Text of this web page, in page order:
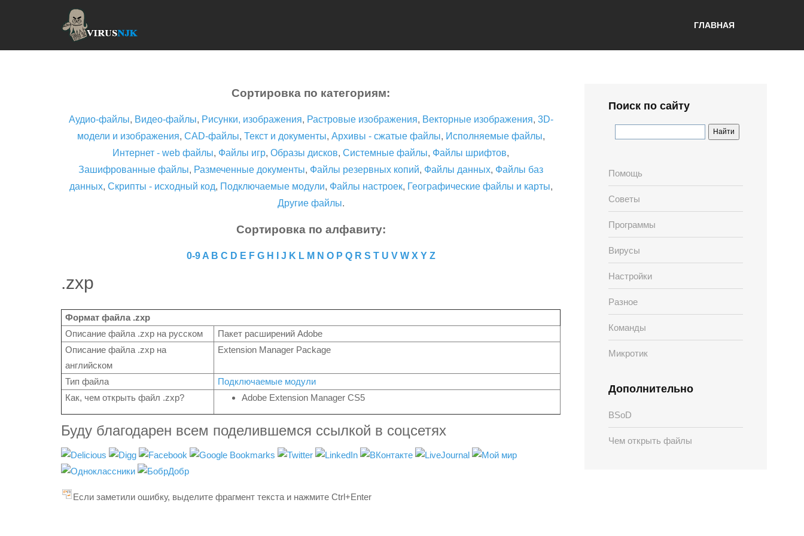
ГЛАВНАЯ
Сортировка по категориям:
Аудио-файлы, Видео-файлы, Рисунки, изображения, Растровые изображения, Векторные изображения, 3D-
модели и изображения, CAD-файлы, Текст и документы, Архивы - сжатые файлы, Исполняемые файлы,
Интернет - web файлы, Файлы игр, Образы дисков, Системные файлы, Файлы шрифтов,
Зашифрованные файлы, Размеченные документы, Файлы резервных копий, Файлы данных, Файлы баз
данных, Скрипты - исходный код, Подключаемые модули, Файлы настроек, Географические файлы и карты,
Другие файлы.
Сортировка по алфавиту:
0-9 A B C D E F G H J K L M N O P Q R S T U V W X Y Z
.zxp
Формат файла .zxp
Описание файла .zxp на русском
Пакет расширений Adobe
Описание файла .zxp на
английском
Extension Manager Package
Тип файла
Подключаемые модули
Как, чем открыть файл .zxp?
Adobe Extension Manager CS5
Буду благодарен всем поделившемся ссылкой в соцсетях
Если заметили ошибку, выделите фрагмент текста и нажмите Ctrl+Enter
Поиск по сайту
Помощь
Советы
Программы
Вирусы
Настройки
Разное
Команды
Микротик
Дополнительно
BSoD
Чем открыть файлы